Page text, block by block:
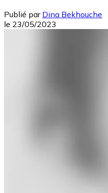
Publié par Dina Bekhouche
le 23/05/2023